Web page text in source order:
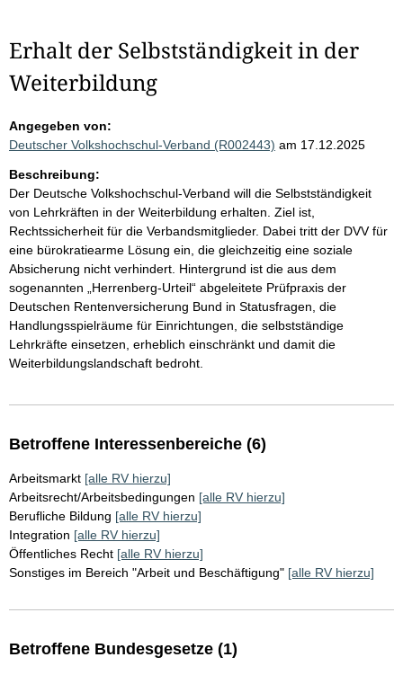
Erhalt der Selbstständigkeit in der
Weiterbildung
Angegeben von:
Deutscher Volkshochschul-Verband (R002443) am 17.12.2025
Beschreibung:
Der Deutsche Volkshochschul-Verband will die Selbstständigkeit
von Lehrkräften in der Weiterbildung erhalten. Ziel ist,
Rechtssicherheit für die Verbandsmitglieder. Dabei tritt der DVV für
eine bürokratiearme Lösung ein, die gleichzeitig eine soziale
Absicherung nicht verhindert. Hintergrund ist die aus dem
sogenannten „Herrenberg-Urteil“ abgeleitete Prüfpraxis der
Deutschen Rentenversicherung Bund in Statusfragen, die
Handlungsspielräume für Einrichtungen, die selbstständige
Lehrkräfte einsetzen, erheblich einschränkt und damit die
Weiterbildungslandschaft bedroht.
Betroffene Interessenbereiche (6)
Arbeitsmarkt [alle RV hierzu]
Arbeitsrecht/Arbeitsbedingungen [alle RV hierzu]
Berufliche Bildung [alle RV hierzu]
Integration [alle RV hierzu]
Öffentliches Recht [alle RV hierzu]
Sonstiges im Bereich "Arbeit und Beschäftigung" [alle RV hierzu]
Betroffene Bundesgesetze (1)